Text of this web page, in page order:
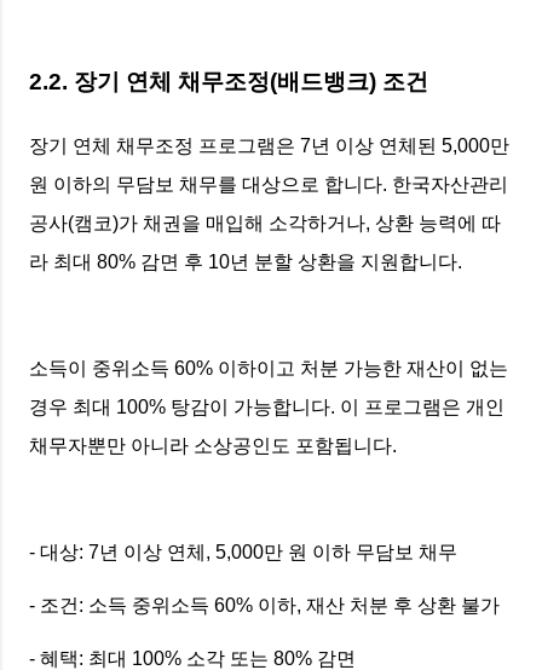
2.2. 장기 연체 채무조정(배드뱅크) 조건
장기 연체 채무조정 프로그램은 7년 이상 연체된 5,000만
원 이하의 무담보 채무를 대상으로 합니다. 한국자산관리
공사(캠코)가 채권을 매입해 소각하거나, 상환 능력에 따
라 최대 80% 감면 후 10년 분할 상환을 지원합니다.
소득이 중위소득 60% 이하이고 처분 가능한 재산이 없는
경우 최대 100% 탕감이 가능합니다. 이 프로그램은 개인
채무자뿐만 아니라 소상공인도 포함됩니다.
- 대상: 7년 이상 연체, 5,000만 원 이하 무담보 채무
- 조건: 소득 중위소득 60% 이하, 재산 처분 후 상환 불가
- 혜택: 최대 100% 소각 또는 80% 감면